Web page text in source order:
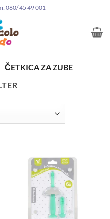
060/ 45 49 001
ČETKICA ZA ZUBE